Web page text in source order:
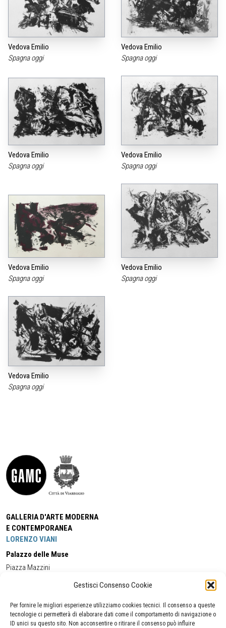
Gestisci Consenso Cookie
Per fornire le migliori esperienze utilizziamo cookies tecnici. Il consenso a queste
tecnologie ci permetterà di elaborare dati come il comportamento di navigazione o
ID unici su questo sito. Non acconsentire o ritirare il consenso può influire
Vedova Emilio
Spagna oggi
Vedova Emilio
Spagna oggi
Vedova Emilio
Spagna oggi
Vedova Emilio
Spagna oggi
Vedova Emilio
Spagna oggi
Vedova Emilio
Spagna oggi
Vedova Emilio
Spagna oggi
GALLERIA D'ARTE MODERNA
E CONTEMPORANEA
LORENZO VIANI
Palazzo delle Muse
Piazza Mazzini
Cell:+39 338 5714978 (orario apertura Galleria)
Tel:
+39 0584 944580
(orario 09.00/13.00)
Email:gamc@comune.viareggio.lu.it